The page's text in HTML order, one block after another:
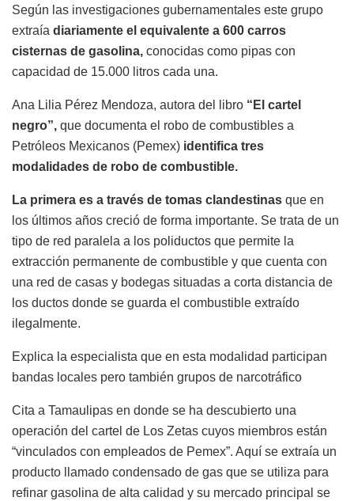
Según las investigaciones gubernamentales este grupo
extraía diariamente el equivalente a 600 carros
cisternas de gasolina, conocidas como pipas con
capacidad de 15.000 litros cada una.
Ana Lilia Pérez Mendoza, autora del libro “El cartel
negro”, que documenta el robo de combustibles a
Petróleos Mexicanos (Pemex) identifica tres
modalidades de robo de combustible.
La primera es a través de tomas clandestinas que en
los últimos años creció de forma importante. Se trata de un
tipo de red paralela a los poliductos que permite la
extracción permanente de combustible y que cuenta con
una red de casas y bodegas situadas a corta distancia de
los ductos donde se guarda el combustible extraído
ilegalmente.
Explica la especialista que en esta modalidad participan
bandas locales pero también grupos de narcotráfico
Cita a Tamaulipas en donde se ha descubierto una
operación del cartel de Los Zetas cuyos miembros están
“vinculados con empleados de Pemex”. Aquí se extraía un
producto llamado condensado de gas que se utiliza para
refinar gasolina de alta calidad y su mercado principal se